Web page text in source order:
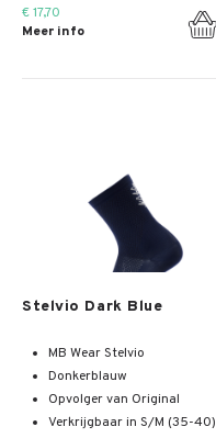
€ 17,70
Meer info
Stelvio Dark Blue
MB Wear Stelvio
Donkerblauw
Opvolger van Original
Verkrijgbaar in S/M (35-40)